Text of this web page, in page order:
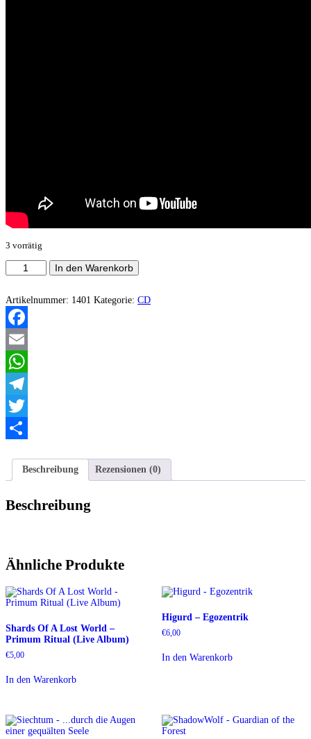
3 vorrätig
Rump-
fed-
-
Serenades
of
doom
Menge
In den Warenkorb
Artikelnummer: 1401 Kategorie: CD
Facebook
Email
WhatsApp
Telegram
Twitter
Beschreibung
Rezensionen (0)
Beschreibung
Ähnliche Produkte
Shards Of A Lost World –
Primum Ritual (Live Album)
€5,00
In den Warenkorb
Higurd – Egozentrik
€6,00
In den Warenkorb